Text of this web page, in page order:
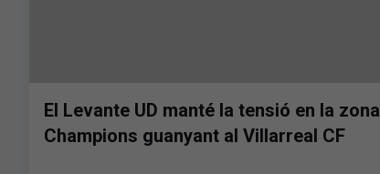
El Levante UD manté la tensió en la zona
Champions guanyant al Villarreal CF